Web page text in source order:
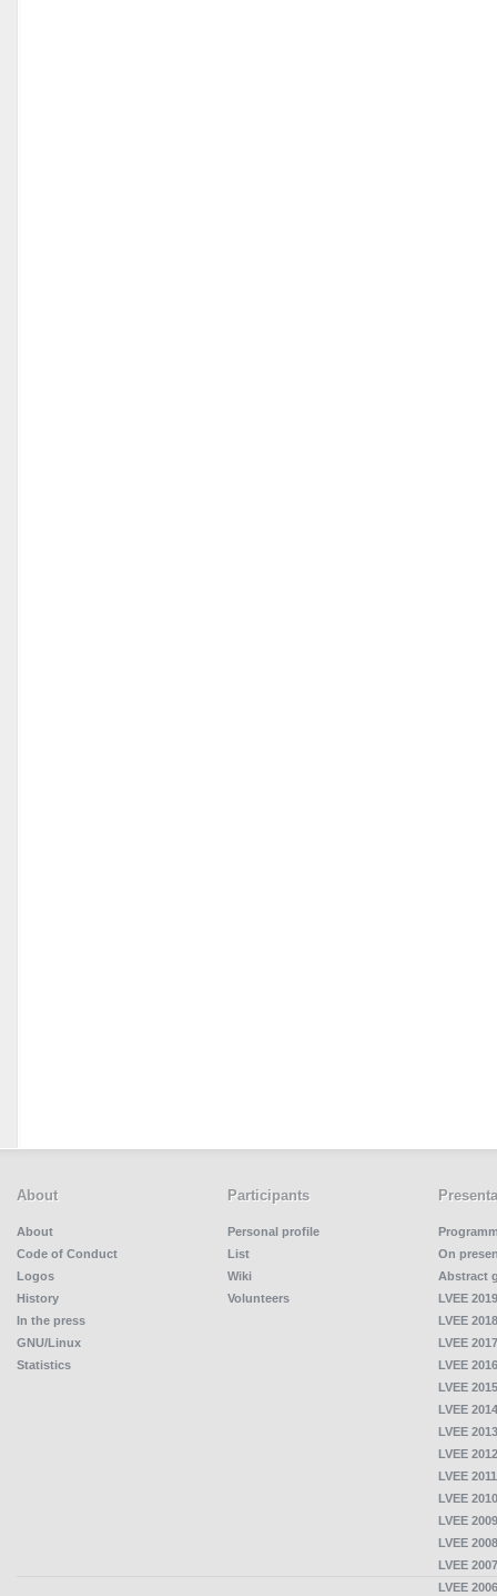
About
About
Code of Conduct
Logos
History
In the press
GNU/Linux
Statistics
Participants
Personal profile
List
Wiki
Volunteers
On
Abstract
LVEE
LVEE
LVEE
LVEE
LVEE
LVEE
LVEE
LVEE
LVEE
LVEE
LVEE
LVEE
LVEE
LVEE